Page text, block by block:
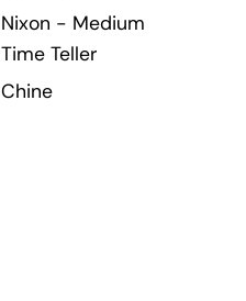
Nixon - Medium
Time Teller
Chine